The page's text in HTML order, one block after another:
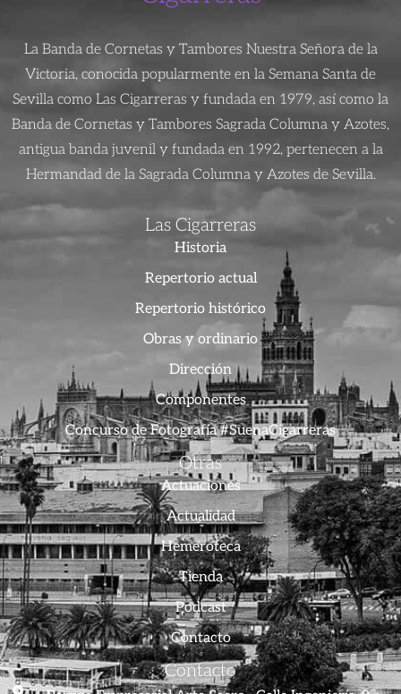
La Banda de Cornetas y Tambores Nuestra Señora de la
Victoria, conocida popularmente en la Semana Santa de
Sevilla como Las Cigarreras y fundada en 1979, así como la
Banda de Cornetas y Tambores Sagrada Columna y Azotes,
antigua banda juvenil y fundada en 1992, pertenecen a la
Hermandad de la Sagrada Columna y Azotes de Sevilla.
Las Cigarreras
Historia
Repertorio actual
Repertorio histórico
Obras y ordinario
Dirección
Componentes
Concurso de Fotografía #SuenaCigarreras
Otras
Actuaciones
Actualidad
Hemeroteca
Tienda
Podcast
Contacto
Contacto